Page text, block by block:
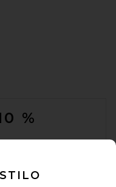
%
momento.